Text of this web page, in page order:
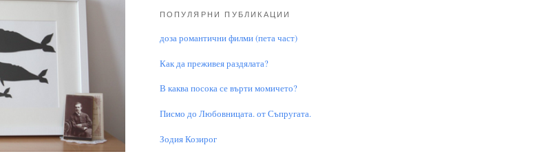
ПОПУЛЯРНИ ПУБЛИКАЦИИ
доза романтични филми (пета част)
Как да преживея раздялата?
В каква посока се върти момичето?
Писмо до Любовницата. от Съпругата.
Зодия Козирог